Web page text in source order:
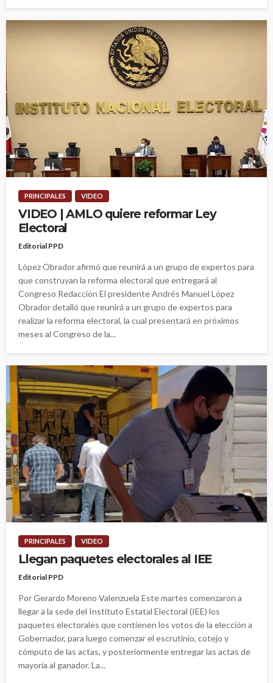
PRINCIPALES VIDEO
VIDEO | AMLO quiere reformar Ley
Electoral
Editorial PPD
López Obrador afirmó que reunirá a un grupo de expertos para
que construyan la reforma electoral que entregará al
Congreso Redacción El presidente Andrés Manuel López
Obrador detalló que reunirá a un grupo de expertos para
realizar la reforma electoral, la cual presentará en próximos
meses al Congreso de la...
PRINCIPALES VIDEO
Llegan paquetes electorales al IEE
Editorial PPD
Por Gerardo Moreno Valenzuela Este martes comenzaron a
llegar a la sede del Instituto Estatal Electoral (IEE) los
paquetes electorales que contienen los votos de la elección a
Gobernador, para luego comenzar el escrutinio, cotejo y
cómputo de las actas, y posteriormente entregar las actas de
mayoría al ganador. La...